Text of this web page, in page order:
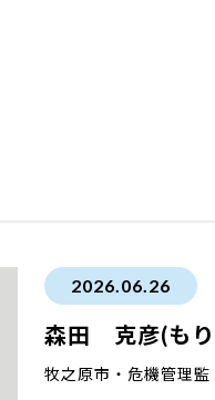
2026.06.26
森田 克彦(もり
牧之原市・危機管理監